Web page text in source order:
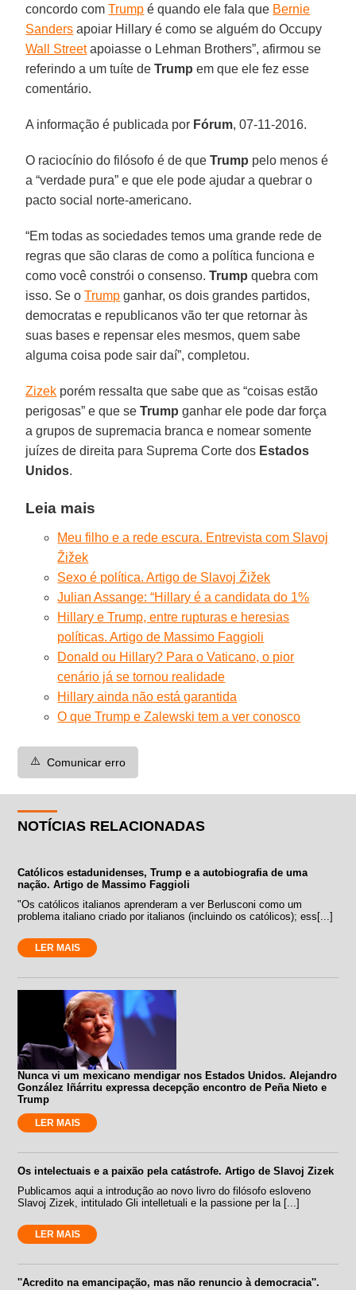
concordo comTrump é quando ele fala que Bernie
Sanders apoiar Hillary é como se alguém do Occupy
Wall Streetapoiasse o Lehman Brothers”, afirmou se
referindo a um tuíte deTrump em que ele fez esse
comentário.
A informação é publicada por Fórum, 07-11-2016.
O raciocínio do filósofo é de queTrump pelo menos é
a “verdade pura” e que ele pode ajudar a quebrar o
pacto social norte-americano.
“Em todas as sociedades temos uma grande rede de
regras que são claras de como a política funciona e
como você constrói o consenso.Trump quebra com
isso. Se oTrump ganhar, os dois grandes partidos,
democratas e republicanos vão ter que retornar às
suas bases e repensar eles mesmos, quem sabe
alguma coisa pode sair daí”, completou.
Zizek porém ressalta que sabe que as “coisas estão
perigosas” e que seTrump ganhar ele pode dar força
a grupos de supremacia branca e nomear somente
juízes de direita para Suprema Corte dos Estados
Unidos.
Leia mais
Meu filho e a rede escura. Entrevista com Slavoj
Žižek
Sexo é política. Artigo de Slavoj Žižek
Julian Assange: “Hillary é a candidata do 1%
Hillary e Trump, entre rupturas e heresias
políticas. Artigo de Massimo Faggioli
Donald ou Hillary? Para o Vaticano, o pior
cenário já se tornou realidade
Hillary ainda não está garantida
O que Trump e Zalewski tem a ver conosco
⚠️ Comunicar erro
NOTÍCIAS RELACIONADAS
Católicos estadunidenses, Trump e a autobiografia de uma
nação. Artigo de Massimo Faggioli
"Os católicos italianos aprenderam a ver Berlusconi como um
problema italiano criado por italianos (incluindo os católicos); ess[...]
LER MAIS
Nunca vi um mexicano mendigar nos Estados Unidos. Alejandro
González Iñárritu expressa decepção encontro de Peña Nieto e
Trump
LER MAIS
Os intelectuais e a paixão pela catástrofe. Artigo de Slavoj Zizek
Publicamos aqui a introdução ao novo livro do filósofo esloveno
Slavoj Zizek, intitulado Gli intelletuali e la passione per la [...]
LER MAIS
''Acredito na emancipação, mas não renuncio à democracia''.